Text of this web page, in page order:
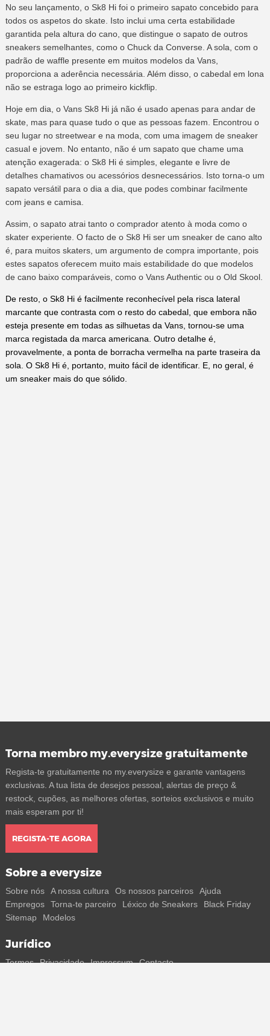
No seu lançamento, o Sk8 Hi foi o primeiro sapato concebido para
todos os aspetos do skate. Isto inclui uma certa estabilidade
garantida pela altura do cano, que distingue o sapato de outros
sneakers semelhantes, como o Chuck da Converse. A sola, com o
padrão de waffle presente em muitos modelos da Vans,
proporciona a aderência necessária. Além disso, o cabedal em lona
não se estraga logo ao primeiro kickflip.
Hoje em dia, o Vans Sk8 Hi já não é usado apenas para andar de
skate, mas para quase tudo o que as pessoas fazem. Encontrou o
seu lugar no streetwear e na moda, com uma imagem de sneaker
casual e jovem. No entanto, não é um sapato que chame uma
atenção exagerada: o Sk8 Hi é simples, elegante e livre de
detalhes chamativos ou acessórios desnecessários. Isto torna-o um
sapato versátil para o dia a dia, que podes combinar facilmente
com jeans e camisa.
Assim, o sapato atrai tanto o comprador atento à moda como o
skater experiente. O facto de o Sk8 Hi ser um sneaker de cano alto
é, para muitos skaters, um argumento de compra importante, pois
estes sapatos oferecem muito mais estabilidade do que modelos
de cano baixo comparáveis, como o Vans Authentic ou o Old Skool.
De resto, o Sk8 Hi é facilmente reconhecível pela risca lateral
marcante que contrasta com o resto do cabedal, que embora não
esteja presente em todas as silhuetas da Vans, tornou-se uma
marca registada da marca americana. Outro detalhe é,
provavelmente, a ponta de borracha vermelha na parte traseira da
sola. O Sk8 Hi é, portanto, muito fácil de identificar. E, no geral, é
um sneaker mais do que sólido.
Torna membro my.everysize gratuitamente
Regista-te gratuitamente no my.everysize e garante vantagens
exclusivas. A tua lista de desejos pessoal, alertas de preço &
restock, cupões, as melhores ofertas, sorteios exclusivos e muito
mais esperam por ti!
REGISTA-TE AGORA
Sobre a everysize
Sobre nós A nossa cultura Os nossos parceiros
Ajuda
Empregos
Torna-te parceiro Léxico de Sneakers
Black Friday
Sitemap
Modelos
Jurídico
Termos Privacidade Impressum Contacto